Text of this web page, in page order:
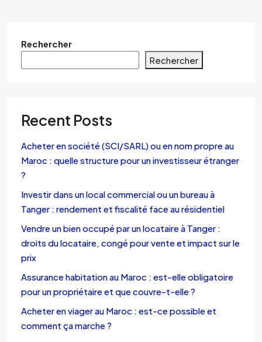
Rechercher
Rechercher
Recent Posts
Acheter en société (SCI/SARL) ou en nom propre au
Maroc : quelle structure pour un investisseur étranger
?
Investir dans un local commercial ou un bureau à
Tanger : rendement et fiscalité face au résidentiel
Vendre un bien occupé par un locataire à Tanger :
droits du locataire, congé pour vente et impact sur le
prix
Assurance habitation au Maroc : est-elle obligatoire
pour un propriétaire et que couvre-t-elle ?
Acheter en viager au Maroc : est-ce possible et
comment ça marche ?